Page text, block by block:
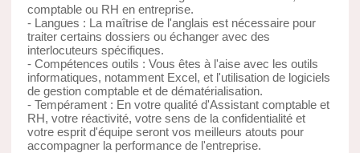
comptable ou RH en entreprise.
- Langues : La maîtrise de l'anglais est nécessaire pour
traiter certains dossiers ou échanger avec des
interlocuteurs spécifiques.
- Compétences outils : Vous êtes à l'aise avec les outils
informatiques, notamment Excel, et l'utilisation de logiciels
de gestion comptable et de dématérialisation.
- Tempérament : En votre qualité d'Assistant comptable et
RH, votre réactivité, votre sens de la confidentialité et
votre esprit d'équipe seront vos meilleurs atouts pour
accompagner la performance de l'entreprise.